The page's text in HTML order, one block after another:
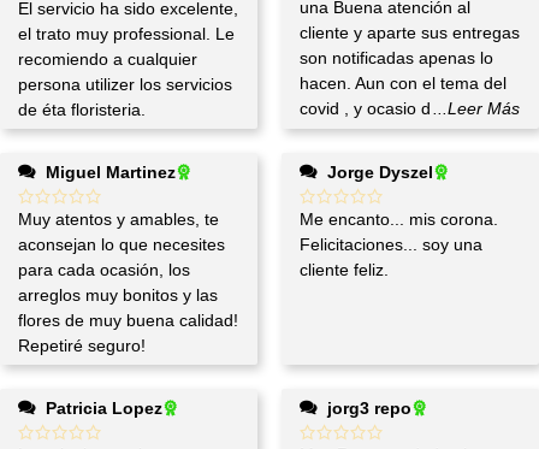
El servicio ha sido excelente,
el trato muy professional. Le
recomiendo a cualquier
persona utilizer los servicios
de éta floristeria.
una Buena atención al
cliente y aparte sus entregas
son notificadas apenas lo
hacen. Aun con el tema del
covid , y ocasio d
...Leer Más
Miguel Martinez
Muy atentos y amables, te
aconsejan lo que necesites
para cada ocasión, los
arreglos muy bonitos y las
flores de muy buena calidad!
Repetiré seguro!
Jorge Dyszel
Me encanto... mis corona.
Felicitaciones... soy una
cliente feliz.
Patricia Lopez jorg3 repo